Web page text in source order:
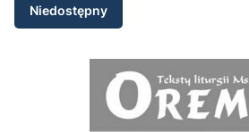
Niedostępny